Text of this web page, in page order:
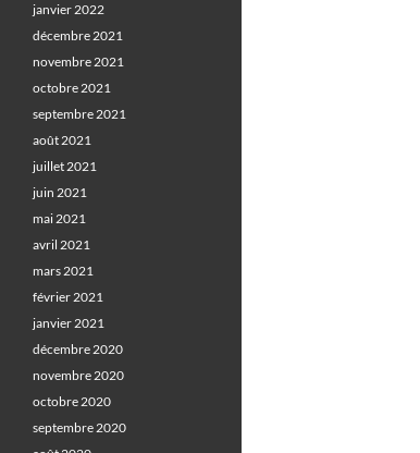
janvier 2022
décembre 2021
novembre 2021
octobre 2021
septembre 2021
août 2021
juillet 2021
juin 2021
mai 2021
avril 2021
mars 2021
février 2021
janvier 2021
décembre 2020
novembre 2020
octobre 2020
septembre 2020